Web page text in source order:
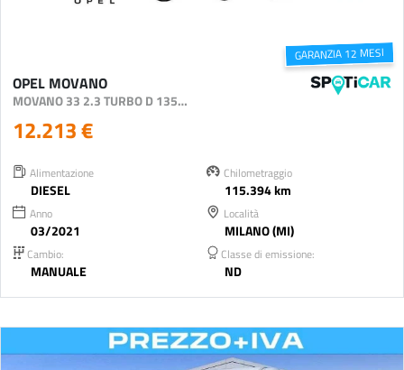
GARANZIA 12 MESI
OPEL MOVANO
MOVANO 33 2.3 TURBO D 135CV PM-TM FWD FURGONE
12.213 €
Alimentazione
DIESEL
Chilometraggio
115.394 km
Anno
03/2021
Località
MILANO (MI)
Cambio:
MANUALE
Classe di emissione:
ND